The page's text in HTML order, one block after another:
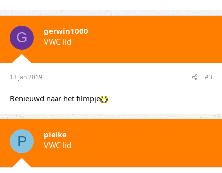
G gerwin1000
VWC lid
13 jan 2019 #3
Benieuwd naar het filmpje
P pielke
VWC lid